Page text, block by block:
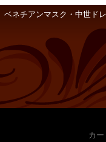
ベネチアンマスク・中世ド
カ